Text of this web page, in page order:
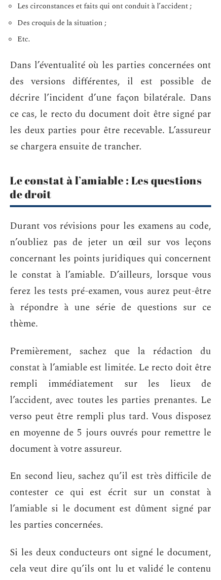
Les circonstances et faits qui ont conduit à l’accident ;
Des croquis de la situation ;
Etc.
Dans l’éventualité où les parties concernées ont
des versions différentes, il est possible de
décrire l’incident d’une façon bilatérale. Dans
ce cas, le recto du document doit être signé par
les deux parties pour être recevable. L’assureur
se chargera ensuite de trancher.
Le constat à l’amiable : Les questions
de droit
Durant vos révisions pour les examens au code,
n’oubliez pas de jeter un œil sur vos leçons
concernant les points juridiques qui concernent
le constat à l’amiable. D’ailleurs, lorsque vous
ferez les tests pré-examen, vous aurez peut-être
à répondre à une série de questions sur ce
thème.
Premièrement, sachez que la rédaction du
constat à l’amiable est limitée. Le recto doit être
rempli immédiatement sur les lieux de
l’accident, avec toutes les parties prenantes. Le
verso peut être rempli plus tard. Vous disposez
en moyenne de 5 jours ouvrés pour remettre le
document à votre assureur.
En second lieu, sachez qu’il est très difficile de
contester ce qui est écrit sur un constat à
l’amiable si le document est dûment signé par
les parties concernées.
Si les deux conducteurs ont signé le document,
cela veut dire qu’ils ont lu et validé le contenu